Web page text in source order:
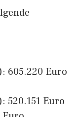
605.220 Euro
520.151 Euro